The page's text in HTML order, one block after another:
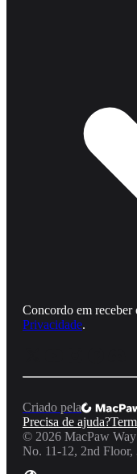
Concordo em receber
Privacidade.
Criado pela
Precisa de ajuda?
© 2026 MacPaw
No. 11-12, 2nd